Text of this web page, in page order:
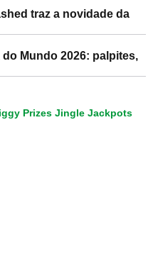
traz a novidade da
Mundo 2026: palpites,